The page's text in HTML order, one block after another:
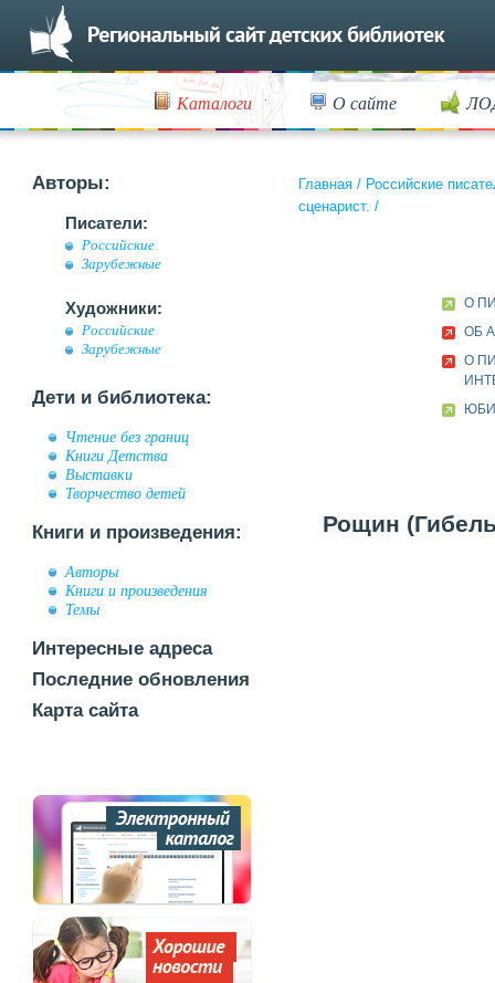
Каталоги О сайте
Авторы:
Писатели:
Российские
Зарубежные
Художники:
Российские
Зарубежные
Дети и библиотека:
Чтение без границ
Книги Детства
Выставки
Творчество детей
Книги и произведения:
Авторы
Книги и произведения
Темы
Интересные адреса
Последние обновления
Карта сайта
Главная / Российские
сценарист. /
О
ОБ
О
Рощин